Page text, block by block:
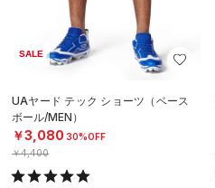
SALE
UAヤード テック ショーツ（ベース
ボール/MEN）
￥3,080 30%OFF
￥4,400